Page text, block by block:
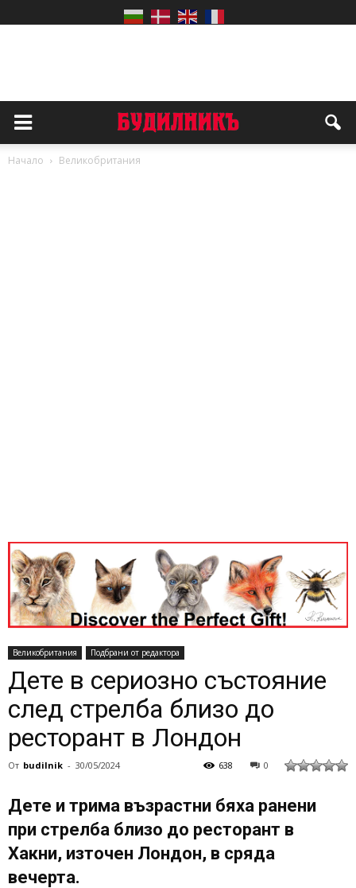
Начало Великобритания
Великобритания Подбрани от редактора
Дете в сериозно състояние
след стрелба близо до
ресторант в Лондон
От budilnik - 30/05/2024 0
638
Дете и трима възрастни бяха ранени
при стрелба близо до ресторант в
Хакни, източен Лондон, в сряда
вечерта.